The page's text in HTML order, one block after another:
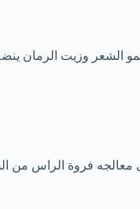
الشعر وزيت الرمان
فروة الراس من